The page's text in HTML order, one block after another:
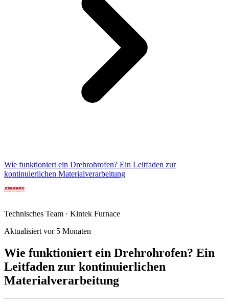
Wie funktioniert ein Drehrohrofen? Ein Leitfaden zur
kontinuierlichen Materialverarbeitung
Technisches Team · Kintek Furnace
Aktualisiert vor 5 Monaten
Wie funktioniert ein Drehrohrofen? Ein
Leitfaden zur kontinuierlichen
Materialverarbeitung